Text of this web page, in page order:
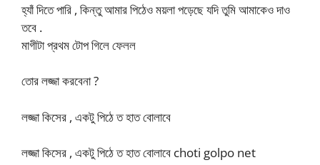
হ্যাঁ দিতে পারি , কিন্তু আমার পিঠেও ময়লা পড়েছে যদি তুমি আমাকেও দাও
তবে .
মাগীটা প্রথম টোপ গিলে ফেলল
তোর লজ্জা করবেনা ?
লজ্জা কিসের , একটু পিঠে ত হাত বোলাবে
লজ্জা কিসের , একটু পিঠে ত হাত বোলাবে choti golpo net